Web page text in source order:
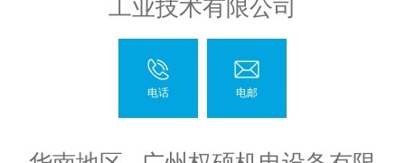
工业技术有限公司